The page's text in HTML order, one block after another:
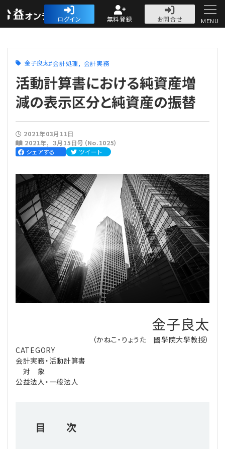
公益・一般法人オ
ログイン 無料登録
お問合せ
人気記事
法人運営
法人運営
理事会
評議員会・社員総会
理事・監事
登記関連
法改正-法人運営
会計・税務
会計・税務
定期提出書類
会計処理
税務
電子帳簿保存法
労務
労務
労務管理
給与計算
法改正-労務
法務
法務
利益相反取引
個人情報
資産運用
連載
カレンダー
NEWS・TOPIC・特報
【連載】会計相談室
【連載】公益法人制度のリアル
【連載】採用・定着・育成のための人事戦略
【連載】事例に学ぶ立入検査で想定される指摘事項
【連載】シェアコモン200 誌上相談室
無料記事
公益・一般法人オンラインとは
登録案内
お問合せ
MENU
金子良太 会計処理 会計実務
活動計算書における純資産増
減の表示区分と純資産の振替
2021年03月11日
2021年
３月15日号（No.1025）
シェアする
ツイート
金子良太
（かねこ・りょうた 國學院大學教授）
CATEGORY
会計実務・活動計算書
対 象
公益法人・一般法人
目 次